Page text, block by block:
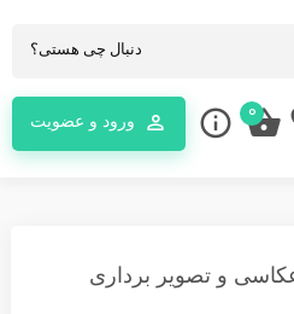
ورود و عضویت 0
و تصویر برداری